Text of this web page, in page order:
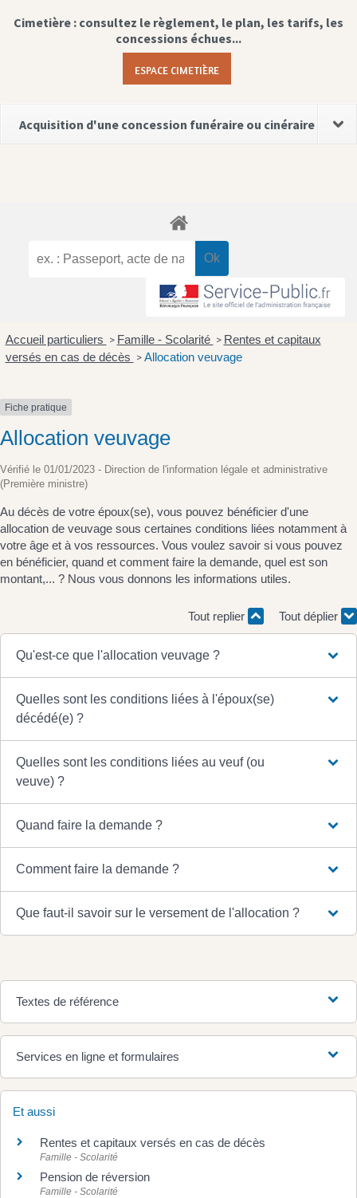
Cimetière : consultez le règlement, le plan, les tarifs, les
concessions échues...
ESPACE CIMETIÈRE
Acquisition d'une concession funéraire ou cinéraire
Accueil particuliers > Famille - Scolarité > Rentes et capitaux
versés en cas de décès > Allocation veuvage
Fiche pratique
Allocation veuvage
Vérifié le 01/01/2023 - Direction de l'information légale et administrative
(Première ministre)
Au décès de votre époux(se), vous pouvez bénéficier d'une
allocation de veuvage sous certaines conditions liées notamment à
votre âge et à vos ressources. Vous voulez savoir si vous pouvez
en bénéficier, quand et comment faire la demande, quel est son
montant,... ? Nous vous donnons les informations utiles.
Tout replier Tout déplier
Qu'est-ce que l'allocation veuvage ?
Quelles sont les conditions liées à l'époux(se)
décédé(e) ?
Quelles sont les conditions liées au veuf (ou
veuve) ?
Quand faire la demande ?
Comment faire la demande ?
Que faut-il savoir sur le versement de l'allocation ?
Textes de référence
Services en ligne et formulaires
Et aussi
Rentes et capitaux versés en cas de décès
Famille - Scolarité
Pension de réversion
Famille - Scolarité